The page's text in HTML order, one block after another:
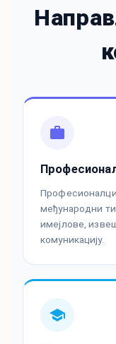
међународни
имејлове,
комуникацију.